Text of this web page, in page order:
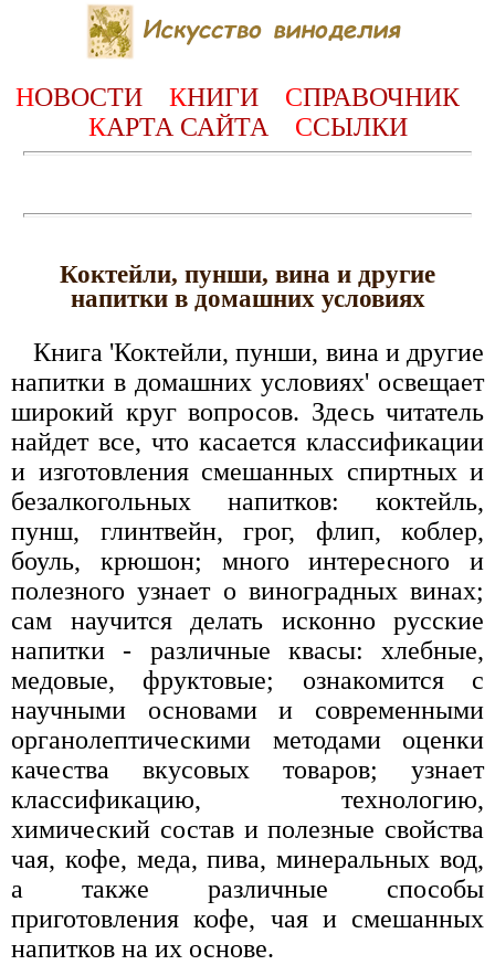
НОВОСТИ КНИГИ СПРАВОЧНИК
КАРТА САЙТА ССЫЛКИ
Коктейли, пунши, вина и другие
напитки в домашних условиях
Книга 'Коктейли, пунши, вина и другие
напитки в домашних условиях' освещает
широкий круг вопросов. Здесь читатель
найдет все, что касается классификации
и изготовления смешанных спиртных и
безалкогольных напитков: коктейль,
пунш, глинтвейн, грог, флип, коблер,
боуль, крюшон; много интересного и
полезного узнает о виноградных винах;
сам научится делать исконно русские
напитки - различные квасы: хлебные,
медовые, фруктовые; ознакомится с
научными основами и современными
органолептическими методами оценки
качества вкусовых товаров; узнает
классификацию, технологию,
химический состав и полезные свойства
чая, кофе, меда, пива, минеральных вод,
а также различные способы
приготовления кофе, чая и смешанных
напитков на их основе.